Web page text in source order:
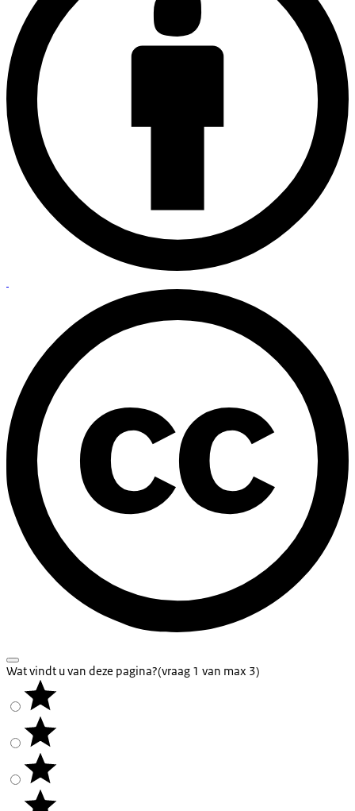
Wat vindt u van deze pagina?(vraag 1 van max 3)